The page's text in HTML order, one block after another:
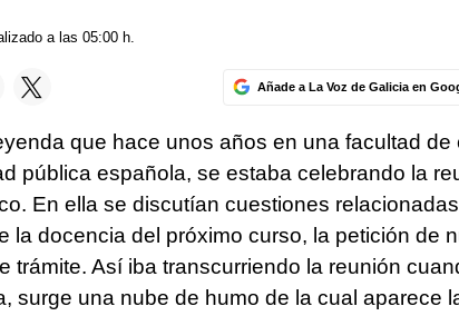
a las 05:00 h.
Añade a La Voz de Galicia en
que hace unos años en una facultad
pública española, se estaba celebrando la
En ella se discutían cuestiones
la docencia del próximo curso, la petición de
trámite. Así iba transcurriendo la reunión
surge una nube de humo de la cual aparece